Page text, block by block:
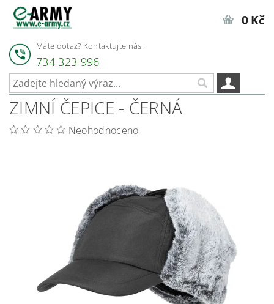
Máte dotaz? Kontaktujte nás:
734 323 996
0 Kč
ZIMNÍ ČEPICE - ČERNÁ
Neohodnoceno